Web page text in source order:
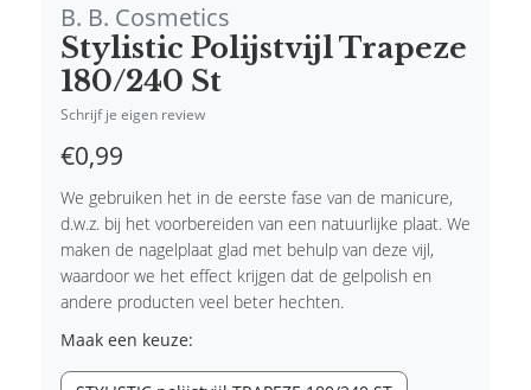
B. B. Cosmetics
Stylistic Polijstvijl Trapeze
180/240 St
Schrijf je eigen review
€0,99
We gebruiken het in de eerste fase van de manicure,
d.w.z. bij het voorbereiden van een natuurlijke plaat. We
maken de nagelplaat glad met behulp van deze vijl,
waardoor we het effect krijgen dat de gelpolish en
andere producten veel beter hechten.
Maak een keuze: